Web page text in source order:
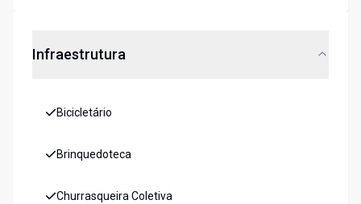
Infraestrutura
Bicicletário
Brinquedoteca
Churrasqueira Coletiva